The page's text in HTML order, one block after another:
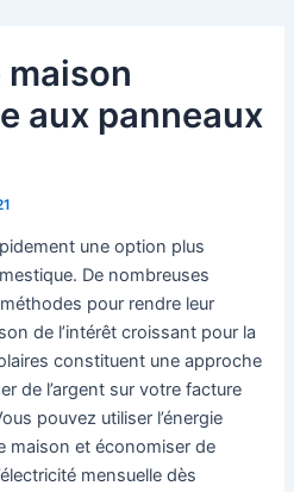
maison
aux panneaux
une option plus
De nombreuses
pour rendre leur
de l’intérêt croissant pour la
constituent une approche
de l’argent sur votre facture
pouvez utiliser l’énergie
maison et économiser de
mensuelle dès